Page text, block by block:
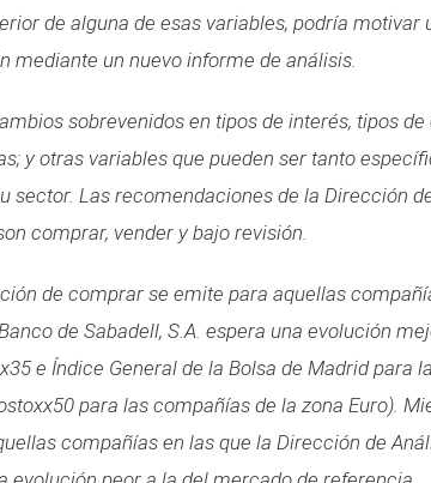
de alguna de esas variables, podría motivar
mediante un nuevo informe de análisis.
sobrevenidos en tipos de interés, tipos
y otras variables que pueden ser tanto
sector. Las recomendaciones de la Dirección
comprar, vender y bajo revisión.
de comprar se emite para aquellas
de Sabadell, S.A. espera una evolución
e Índice General de la Bolsa de Madrid para
para las compañías de la zona Euro).
compañías en las que la Dirección de